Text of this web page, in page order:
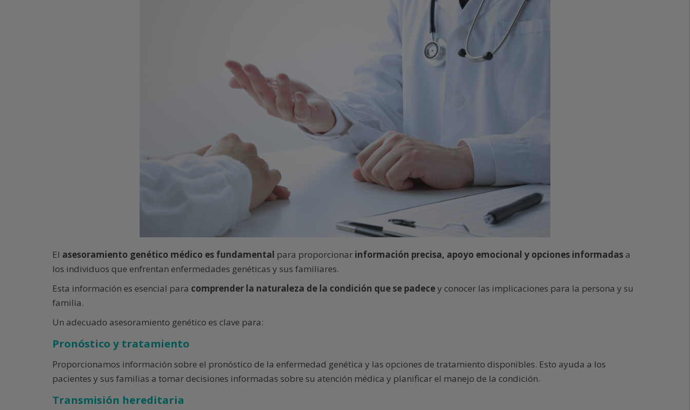
El asesoramiento genético médico es fundamental para proporcionar información precisa, apoyo emocional y opciones informadasa
los individuos que enfrentan enfermedades genéticas y sus familiares.
Esta información es esencial para comprender la naturaleza de la condición que se padecey conocer las implicaciones para la persona y su
familia.
Un adecuado asesoramiento genético es clave para:
Pronóstico y tratamiento
Proporcionamos información sobre el pronóstico de la enfermedad genética y las opciones de tratamiento disponibles. Esto ayuda a los
pacientes y sus familias a tomar decisiones informadas sobre su atención médica y planificar el manejo de la condición.
Transmisión hereditaria